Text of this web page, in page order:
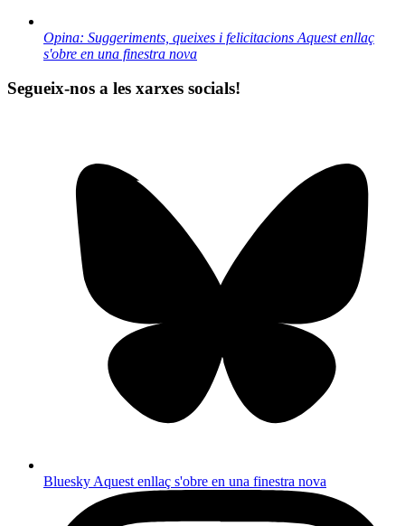
Opina: Suggeriments, queixes i felicitacions Aquest enllaç
s'obre en una finestra nova
Segueix-nos a les xarxes socials!
Bluesky Aquest enllaç s'obre en una finestra nova